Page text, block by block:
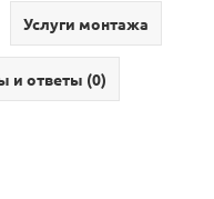
Услуги монтажа
и ответы (0)